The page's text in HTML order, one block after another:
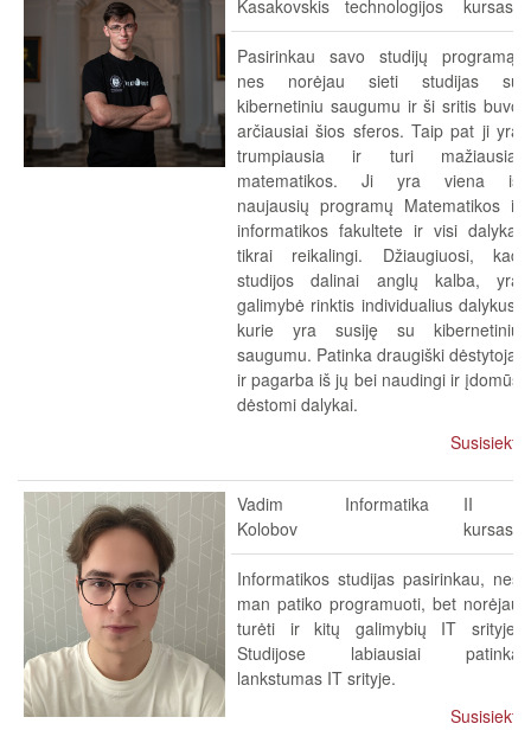
Kasakovskis technologijos kursas
Pasirinkau savo studijų programą,
nes norėjau sieti studijas su
kibernetiniu saugumu ir ši sritis buvo
arčiausiai šios sferos. Taip pat ji yra
trumpiausia ir turi mažiausiai
matematikos. Ji yra viena iš
naujausių programų Matematikos ir
informatikos fakultete ir visi dalykai
tikrai reikalingi. Džiaugiuosi, kad
studijos dalinai anglų kalba, yra
galimybė rinktis individualius dalykus,
kurie yra susiję su kibernetiniu
saugumu. Patinka draugiški dėstytojai
ir pagarba iš jų bei naudingi ir įdomūs
dėstomi dalykai.
Susisiekti
Vadim
Kolobov
Informatika
II
kursas
Informatikos studijas pasirinkau, nes
man patiko programuoti, bet norėjau
turėti ir kitų galimybių IT srityje.
Studijose labiausiai patinka
lankstumas IT srityje.
Susisiekti